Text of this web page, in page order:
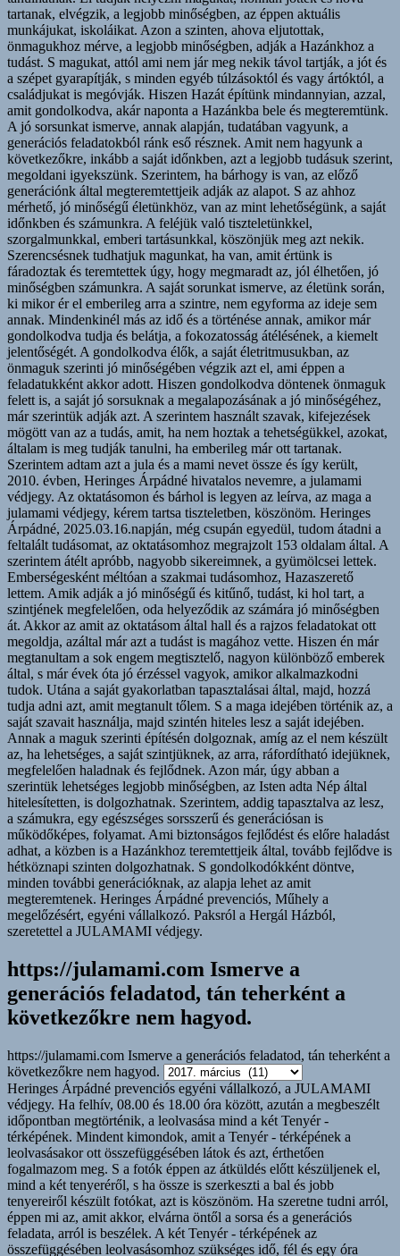
https://julamami.com Ismerve a
generációs feladatod, tán teherként a
következőkre nem hagyod.
https://julamami.com Ismerve a generációs feladatod, tán teherként a
következőkre nem hagyod.
Heringes Árpádné prevenciós egyéni vállalkozó, a JULAMAMI
védjegy. Ha felhív, 08.00 és 18.00 óra között, azután a megbeszélt
időpontban megtörténik, a leolvasása mind a két Tenyér -
térképének. Mindent kimondok, amit a Tenyér - térképének a
leolvasásakor ott összefüggésében látok és azt, érthetően
fogalmazom meg. S a fotók éppen az átküldés előtt készüljenek el,
mind a két tenyeréről, s ha össze is szerkeszti a bal és jobb
tenyereiről készült fotókat, azt is köszönöm. Ha szeretne tudni arról,
éppen mi az, amit akkor, elvárna öntől a sorsa és a generációs
feladata, arról is beszélek. A két Tenyér - térképének az
összefüggésében leolvasásomhoz szükséges idő, fél és egy óra